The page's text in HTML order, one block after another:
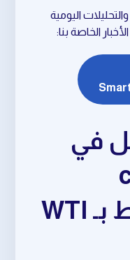
اليومية
في
signals المرتبط بـ WTI